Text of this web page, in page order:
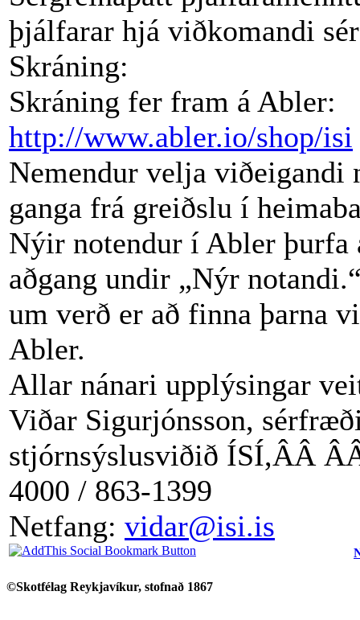
þjálfarar hjá viðkomandi
Skráning:
Skráning fer fram á Abler:
http://www.abler.io/shop/isi
Nemendur velja viðeigandi
ganga frá greiðslu í
Nýir notendur í Abler þurfa
aðgang undir „Nýr
um verð er að finna þarna
Abler.
Allar nánari upplýsingar
Viðar Sigurjónsson,
stjórnsýslusviðið ÍSÍ,ÂÂ
4000 / 863-1399
Netfang: vidar@isi.is
©Skotfélag Reykjavíkur, stofnað 1867